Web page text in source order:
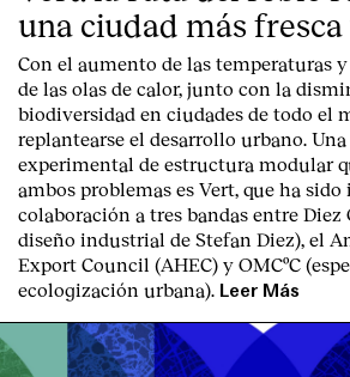
una ciudad más
Con el aumento de las temperaturas
de las olas de calor, junto con la
biodiversidad en ciudades de todo el
replantearse el desarrollo urbano.
experimental de estructura modular
ambos problemas es Vert, que ha sido
colaboración a tres bandas entre
diseño industrial de Stefan Diez), el
Export Council (AHEC) y OMCºC
ecologización urbana). Leer Más